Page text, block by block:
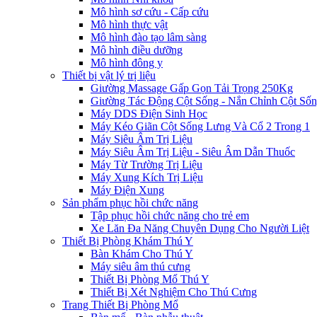
Mô hình sơ cứu - Cấp cứu
Mô hình thực vật
Mô hình đào tạo lâm sàng
Mô hình điều dưỡng
Mô hình đông y
Thiết bị vật lý trị liệu
Giường Massage Gấp Gọn Tải Trọng 250Kg
Giường Tác Động Cột Sống - Nắn Chỉnh Cột
Máy DDS Điện Sinh Học
Máy Kéo Giãn Cột Sống Lưng Và Cổ 2 Trong 1
Máy Siêu Âm Trị Liệu
Máy Siêu Âm Trị Liệu - Siêu Âm Dẫn Thuốc
Máy Từ Trường Trị Liệu
Máy Xung Kích Trị Liệu
Máy Điện Xung
Sản phẩm phục hồi chức năng
Tập phục hồi chức năng cho trẻ em
Xe Lăn Đa Năng Chuyên Dụng Cho Người Liệt
Thiết Bị Phòng Khám Thú Y
Bàn Khám Cho Thú Y
Máy siêu âm thú cưng
Thiết Bị Phòng Mổ Thú Y
Thiết Bị Xét Nghiệm Cho Thú Cưng
Trang Thiết Bị Phòng Mổ